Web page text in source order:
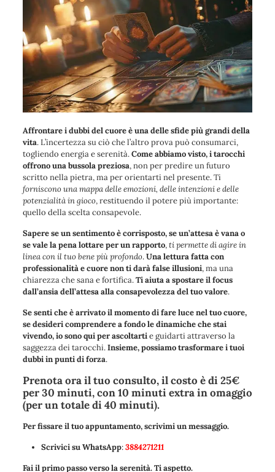
Affrontare i dubbi del cuore è una delle sfide più grandi della
vita. L’incertezza su ciò che l’altro prova può consumarci,
togliendo energia e serenità.Come abbiamo visto, i tarocchi
offrono una bussola preziosa, non per predire un futuro
scritto nella pietra, ma per orientarti nel presente. Ti
forniscono una mappa delle emozioni, delle intenzioni e delle
potenzialità in gioco, restituendo il potere più importante:
quello della scelta consapevole.
Sapere se un sentimento è corrisposto, se un’attesa è vana o
se vale la pena lottare per un rapporto,ti permette di agire in
linea con il tuo bene più profondo.Una lettura fatta con
professionalità e cuore non ti darà false illusioni, ma una
chiarezza che sana e fortifica.Ti aiuta a spostare il focus
dall’ansia dell’attesa alla consapevolezza del tuo valore.
Se senti che è arrivato il momento di fare luce nel tuo cuore,
se desideri comprendere a fondo le dinamiche che stai
vivendo, io sono qui per ascoltartie guidarti attraverso la
saggezza dei tarocchi.Insieme, possiamo trasformare i tuoi
dubbi in punti di forza.
Prenota ora il tuo consulto, il costo è di 25€
per 30 minuti, con 10 minuti extra in omaggio
(per un totale di 40 minuti).
Per fissare il tuo appuntamento, scrivimi un messaggio.
Scrivici su WhatsApp:3884271211
Fai il primo passo verso la serenità. Ti aspetto.